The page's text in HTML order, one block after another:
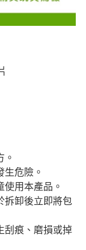
危險。
用本產品。
拆卸後立即將包
刮痕、磨損或掉